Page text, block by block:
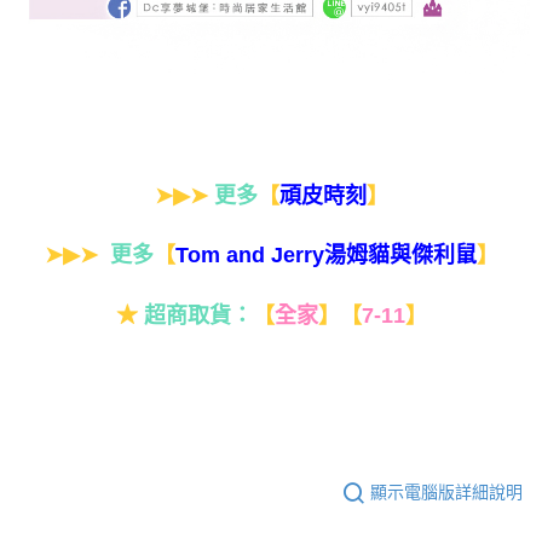
➤▶➤ 更多【頑皮時刻 】
➤▶➤ 更多【Tom and Jerry湯姆貓與傑利鼠】
★ 超商取貨： 【全家】 【7-11】
顯示電腦版詳細說明